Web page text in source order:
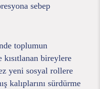
sebep
toplumun
kısıtlanan bireylere
yeni sosyal rollere
kalıplarını sürdürme